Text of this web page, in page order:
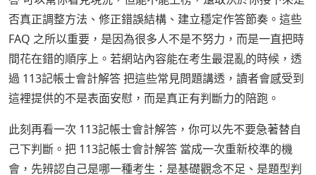
否真正調整方法、修正錯誤結構、建立穩定作答節奏。這些
FAQ 之所以重要，是因為很多人不是不努力，而是一直把時
間花在錯的順序上。若網站內容能在考生最混亂的時候，透
過 113記帳士會計解答 把這些常見問題講透，讀者會感受到
這裡提供的不是表面安慰，而是真正有判斷力的陪跑。
此刻再看一次 113記帳士會計解答，你可以先不要急著替自
己下判斷。把 113記帳士會計解答 當成一次重新校準的機
會，先辨認自己是哪一種考生：是基礎觀念不足、是題型判